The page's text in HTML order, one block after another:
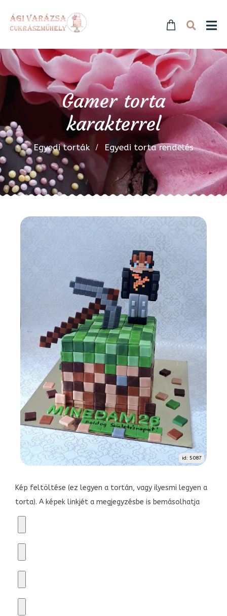
Gamer torta
karakterrel
Egyedi torták Egyedi torta rendelés
id: 5087
Kép feltöltése (ez legyen a tortán, vagy ilyesmi legyen a
torta). A képek linkjét a megjegyzésbe is bemásolhatja